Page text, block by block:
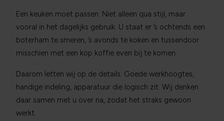
Een keuken moet passen. Niet alleen qua stijl, maar
vooral in het dagelijks gebruik. U staat er ’s ochtends een
boterham te smeren, ’s avonds te koken en tussendoor
misschien met een kop koffie even bij te komen.
Daarom letten wij op de details. Goede werkhoogtes,
handige indeling, apparatuur die logisch zit. Wij denken
daar samen met u over na, zodat het straks gewoon
werkt.